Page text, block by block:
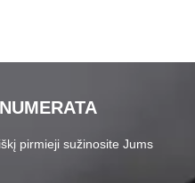
pirmieji sužinosite Jums